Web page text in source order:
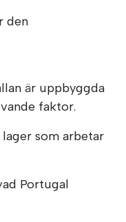
den
är uppbyggda
faktor.
som arbetar
Portugal